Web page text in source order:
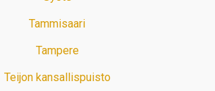
Tammisaari
Tampere
Teijon kansallispuisto